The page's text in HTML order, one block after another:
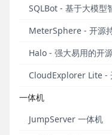
SQLBot - 基于大模型
MeterSphere - 开源
Halo - 强大易用的开
CloudExplorer Lite -
一体机
JumpServer 一体机
国际会议中心盛大开
商提供从基础设施到
等全线产品。继
金、尊享VIP服务等
阿里云游戏云业务全